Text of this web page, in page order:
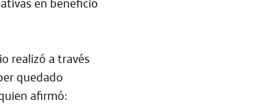
realizó a través
quedado
afirmó: